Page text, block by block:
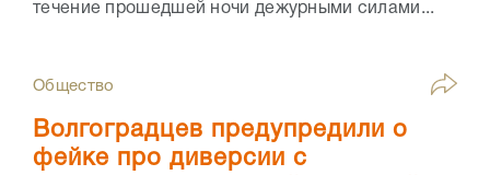
течение прошедшей ночи дежурными силами...
Общество
Волгоградцев предупредили о
фейке про диверсии с